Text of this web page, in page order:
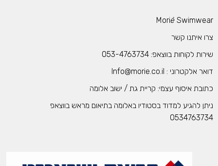
Morié Swimwear
צרו איתנו קשר
שירות לקוחות בווצאפ: 053-4763734
דואר אלקטרוני : Info@morie.co.il
כתובת איסוף עצמי: קריית גת / ישוב אלומה
ניתן להגיע למדוד בסטודיו באלומה בתיאום מראש בווצאפ
0534763734